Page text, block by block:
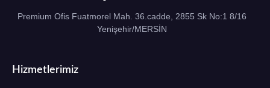
Premium Ofis Fuatmorel Mah. 36.cadde, 2855 Sk No:1 8/16
Yenişehir/MERSİN
Hizmetlerimiz